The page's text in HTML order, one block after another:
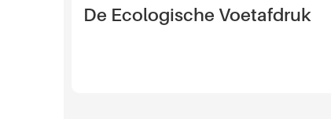
De Ecologische Voetafdruk